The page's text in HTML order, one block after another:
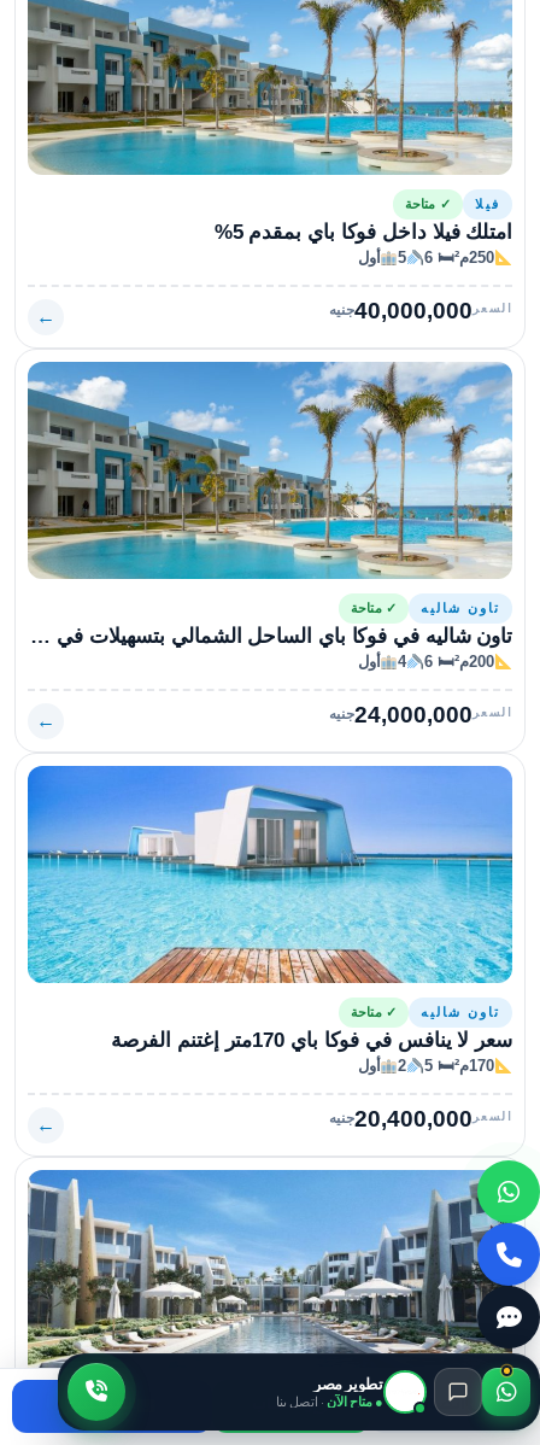
فيلا ✓ متاحة
امتلك فيلا داخل فوكا باي بمقدم 5%
250م² 🛏 6
5 أول
السعر 40,000,000جنيه ←
تاون شاليه ✓ متاحة
تاون شاليه في فوكا باي الساحل الشمالي بتسهيلات في السداد بمساحة 200متراً
200م² 🛏 6
4 أول
السعر 24,000,000جنيه ←
تاون شاليه ✓ متاحة
سعر لا ينافس في فوكا باي 170متر إغتنم الفرصة
170م² 🛏 5
2 أول
السعر 20,400,000جنيه ←
توين شاليه ✓ متاحة
اتصال واتساب استفسر
تطوير مصر
● متاح الآن · اتصل بنا